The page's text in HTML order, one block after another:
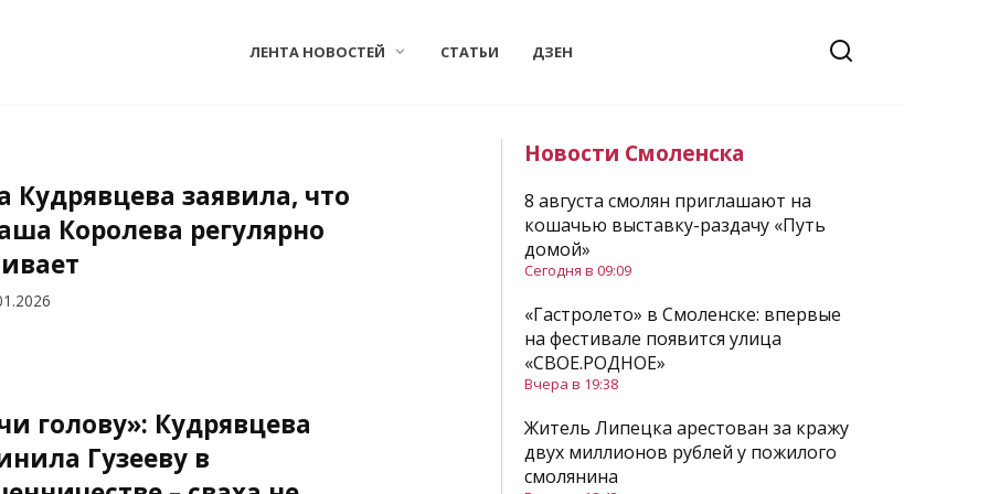
ЛЕНТА НОВОСТЕЙ СТАТЬИ ДЗЕН
Кудрявцева заявила, что
Королева регулярно
голову»: Кудрявцева
Гузееву в
Новости Смоленска
8 августа смолян приглашают на
кошачью выставку-раздачу «Путь
домой»
Сегодня в 09:09
«Гастролето» в Смоленске: впервые
на фестивале появится улица
«СВОЕ.РОДНОЕ»
Вчера в 19:38
Житель Липецка арестован за кражу
двух миллионов рублей у пожилого
смолянина